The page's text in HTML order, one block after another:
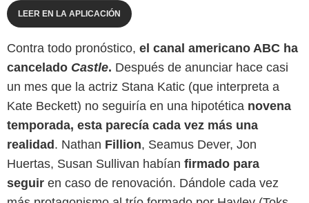
LEER EN LA APLICACIÓN
Contra todo pronóstico, el canal americano ABC ha
cancelado Castle. Después de anunciar hace casi
un mes que la actriz Stana Katic (que interpreta a
Kate Beckett) no seguiría en una hipotética novena
temporada, esta parecía cada vez más una
realidad . Nathan Fillion, Seamus Dever, Jon
Huertas, Susan Sullivan habían firmado para
seguir en caso de renovación. Dándole cada vez